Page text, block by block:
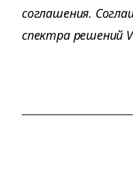
соглашения.
спектра решений